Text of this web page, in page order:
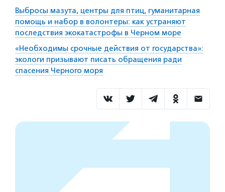
Выбросы мазута, центры для птиц, гуманитарная
помощь и набор в волонтеры: как устраняют
последствия экокатастрофы в Черном море
«Необходимы срочные действия от государства»:
экологи призывают писать обращения ради
спасения Черного моря